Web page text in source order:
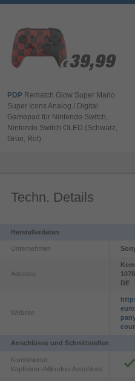
€ 39,99
€ 39,99
PDP Rematch Glow Super Mario
Super Icons Analog / Digital
Gamepad für Nintendo Switch,
Nintendo Switch OLED (Schwarz,
Grün, Rot)
Techn. Details
Herstellerdaten
Unternehmen
Adresse
DE
Website
Anschlüsse und Schnittstellen
Kombinierter
Kopfhörer-/Mikrofon-Anschluss